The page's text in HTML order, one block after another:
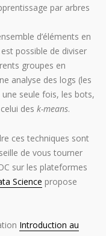
par arbres
d’éléments en
possible de diviser
groupes en
analyse des logs (les
seule fois, les bots,
des k-means.
ces techniques sont
de vous tourner
sur les plateformes
Science propose
Introduction au